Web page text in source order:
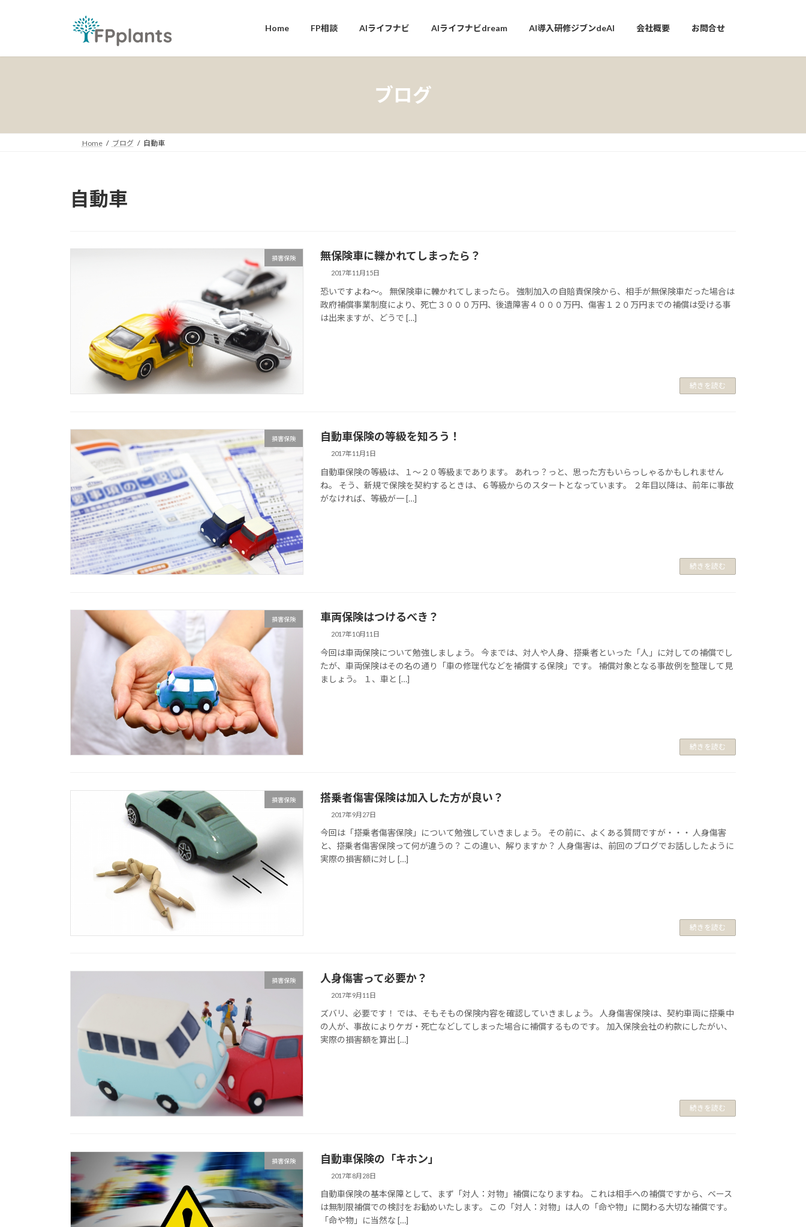
プ
動
Home FP相談 AIライフナビ AIライフナビdream AI導入研修ジブンdeAI 会社概要 お問合せ
ブログ
Home ブログ 自動車
自動車
損害保険 無保険車に轢かれてしまったら？
2017年11月15日
恐いですよね〜。 無保険車に轢かれてしまったら。 強制加入の自賠責保険から、相手が無保険車だった場合は
政府補償事業制度により、死亡３０００万円、後遺障害４０００万円、傷害１２０万円までの補償は受ける事
は出来ますが、どうで […]
続きを読む
損害保険 自動車保険の等級を知ろう！
2017年11月1日
自動車保険の等級は、１〜２０等級まであります。 あれっ？っと、思った方もいらっしゃるかもしれません
ね。 そう、新規で保険を契約するときは、６等級からのスタートとなっています。 ２年目以降は、前年に事故
がなければ、等級が一 […]
続きを読む
損害保険 車両保険はつけるべき？
2017年10月11日
今回は車両保険について勉強しましょう。 今までは、対人や人身、搭乗者といった「人」に対しての補償でし
たが、車両保険はその名の通り「車の修理代などを補償する保険」です。 補償対象となる事故例を整理して見
ましょう。 １、車と […]
続きを読む
損害保険 搭乗者傷害保険は加入した方が良い？
2017年9月27日
今回は「搭乗者傷害保険」について勉強していきましょう。 その前に、よくある質問ですが・・・ 人身傷害
と、搭乗者傷害保険って何が違うの？ この違い、解りますか？ 人身傷害は、前回のブログでお話ししたように
実際の損害額に対し […]
続きを読む
損害保険 人身傷害って必要か？
2017年9月11日
ズバリ、必要です！ では、そもそもの保険内容を確認していきましょう。 人身傷害保険は、契約車両に搭乗中
の人が、事故によりケガ・死亡などしてしまった場合に補償するものです。 加入保険会社の約款にしたがい、
実際の損害額を算出 […]
続きを読む
損害保険 自動車保険の「キホン」
2017年8月28日
自動車保険の基本保障として、まず「対人：対物」補償になりますね。 これは相手への補償ですから、ベース
は無制限補償での検討をお勧めいたします。 この「対人：対物」は人の「命や物」に関わる大切な補償です。
「命や物」に当然な […]